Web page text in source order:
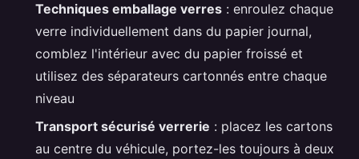
Techniques emballage verres : enroulez chaque
verre individuellement dans du papier journal,
comblez l'intérieur avec du papier froissé et
utilisez des séparateurs cartonnés entre chaque
niveau
Transport sécurisé verrerie : placez les cartons
au centre du véhicule, portez-les toujours à deux